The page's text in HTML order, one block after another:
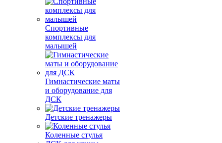
Спортивные
комплексы для
малышей
Гимнастические маты
и оборудование для
ДСК
Детские тренажеры
Коленные стулья